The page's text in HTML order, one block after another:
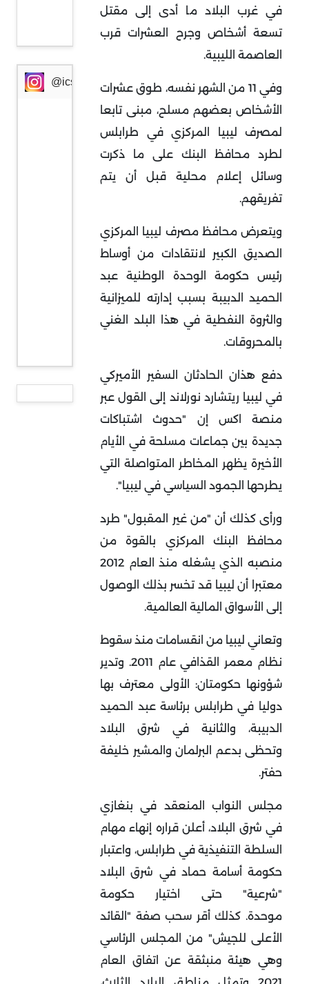
في غرب البلاد ما أدى إلى مقتل
تسعة أشخاص وجرح العشرات قرب
العاصمة الليبية.
وفي 11 من الشهر نفسه، طوق عشرات
الأشخاص بعضهم مسلح، مبنى تابعا
لمصرف ليبيا المركزي في طرابلس
لطرد محافظ البنك على ما ذكرت
وسائل إعلام محلية قبل أن يتم
تفريقهم.
ويتعرض محافظ مصرف ليبيا المركزي
الصديق الكبير لانتقادات من أوساط
رئيس حكومة الوحدة الوطنية عبد
الحميد الدبيبة بسبب إدارته للميزانية
والثروة النفطية في هذا البلد الغني
بالمحروقات.
دفع هذان الحادثان السفير الأميركي
في ليبيا ريتشارد نورلاند إلى القول عبر
منصة اكس إن "حدوث اشتباكات
جديدة بين جماعات مسلحة في الأيام
الأخيرة يظهر المخاطر المتواصلة التي
يطرحها الجمود السياسي في ليبيا".
ورأى كذلك أن "من غير المقبول" طرد
محافظ البنك المركزي بالقوة من
منصبه الذي يشغله منذ العام 2012
معتبرا أن ليبيا قد تخسر بذلك الوصول
إلى الأسواق المالية العالمية.
وتعاني ليبيا من انقسامات منذ سقوط
نظام معمر القذافي عام 2011. وتدير
شؤونها حكومتان: الأولى معترف بها
دوليا في طرابلس برئاسة عبد الحميد
الدبيبة، والثانية في شرق البلاد
وتحظى بدعم البرلمان والمشير خليفة
حفتر.
مجلس النواب المنعقد في بنغازي
في شرق البلاد، أعلن قراره إنهاء مهام
السلطة التنفيذية في طرابلس، واعتبار
حكومة أسامة حماد في شرق البلاد
"شرعية" حتى اختيار حكومة
موحدة. كذلك أقر سحب صفة "القائد
الأعلى للجيش" من المجلس الرئاسي
وهي هيئة منبثقة عن اتفاق العام
تصاعد
المواجهة
@icssresearch